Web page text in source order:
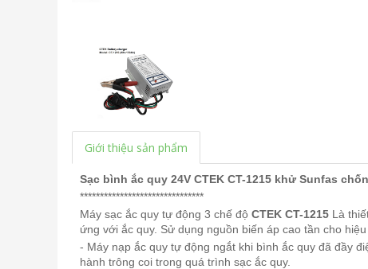
Giới thiệu sản phẩm
Sạc bình ắc quy 24V CTEK CT-1215 khử Sunfas
*******************************
Máy sạc ắc quy tự động 3 chế độ CTEK CT-1215 Là
ứng với ắc quy. Sử dụng nguồn biến áp cao tần cho
- Máy nạp ắc quy tự động ngắt khi bình ắc quy đã đầy
hành trông coi trong quá trình sạc ắc quy.